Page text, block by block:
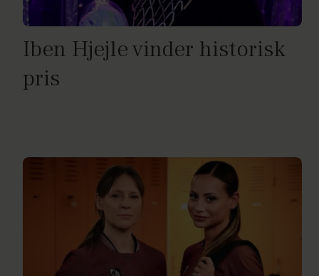
Iben Hjejle vinder historisk
pris